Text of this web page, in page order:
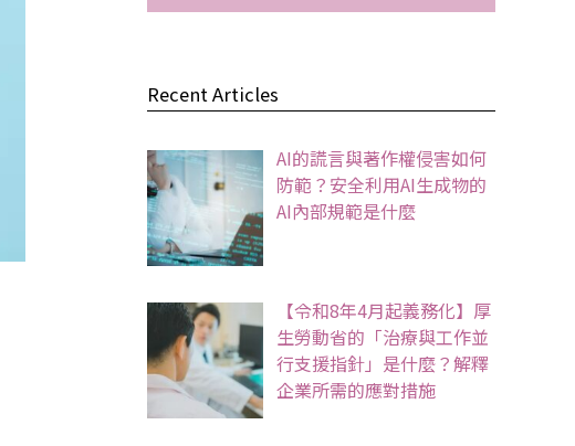
Recent Articles
AI的謊言與著作權侵害如何
防範？安全利用AI生成物的
AI內部規範是什麼
【令和8年4月起義務化】厚
生勞動省的「治療與工作並
行支援指針」是什麼？解釋
企業所需的應對措施